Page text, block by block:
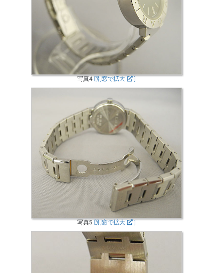
写真4[別窓で拡大 ]
写真5 [別窓で拡大 ]